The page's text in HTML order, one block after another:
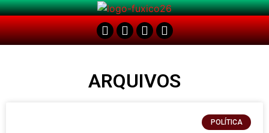
ARQUIVOS
POLÍTICA